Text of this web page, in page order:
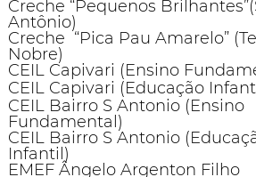
Creche “Pequenos
Antônio)
Creche “Pica Pau Amarelo”
Nobre)
CEIL Capivari (Ensino
CEIL Capivari (Educação
CEIL Bairro S Antonio (Ensino
Fundamental)
CEIL Bairro S Antonio
Infantil)
EMEF Ângelo Argenton Filho